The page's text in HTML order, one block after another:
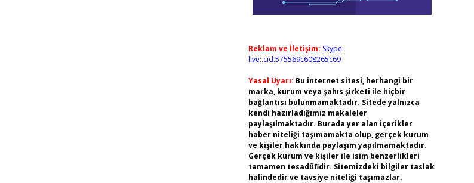
Reklam ve İletişim: Skype:
live:.cid.575569c608265c69
Yasal Uyarı: Bu internet sitesi, herhangi bir
marka, kurum veya şahıs şirketi ile hiçbir
bağlantısı bulunmamaktadır. Sitede yalnızca
kendi hazırladığımız makaleler
paylaşılmaktadır. Burada yer alan içerikler
haber niteliği taşımamakta olup, gerçek kurum
ve kişiler hakkında paylaşım yapılmamaktadır.
Gerçek kurum ve kişiler ile isim benzerlikleri
tamamen tesadüfidir. Sitemizdeki bilgiler taslak
halindedir ve tavsiye niteliği taşımazlar.